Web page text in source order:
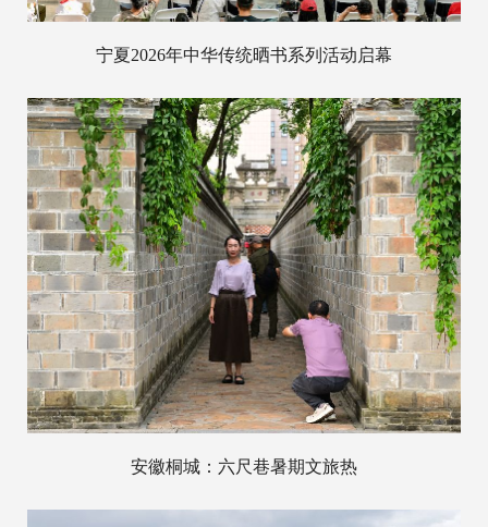
宁夏2026年中华传统晒书系列活动启幕
安徽桐城：六尺巷暑期文旅热